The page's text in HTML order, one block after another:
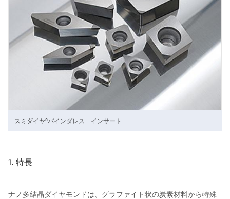
スミダイヤ®バインダレス インサート
1. 特長
ナノ多結晶ダイヤモンドは、グラファイト状の炭素材料から特殊